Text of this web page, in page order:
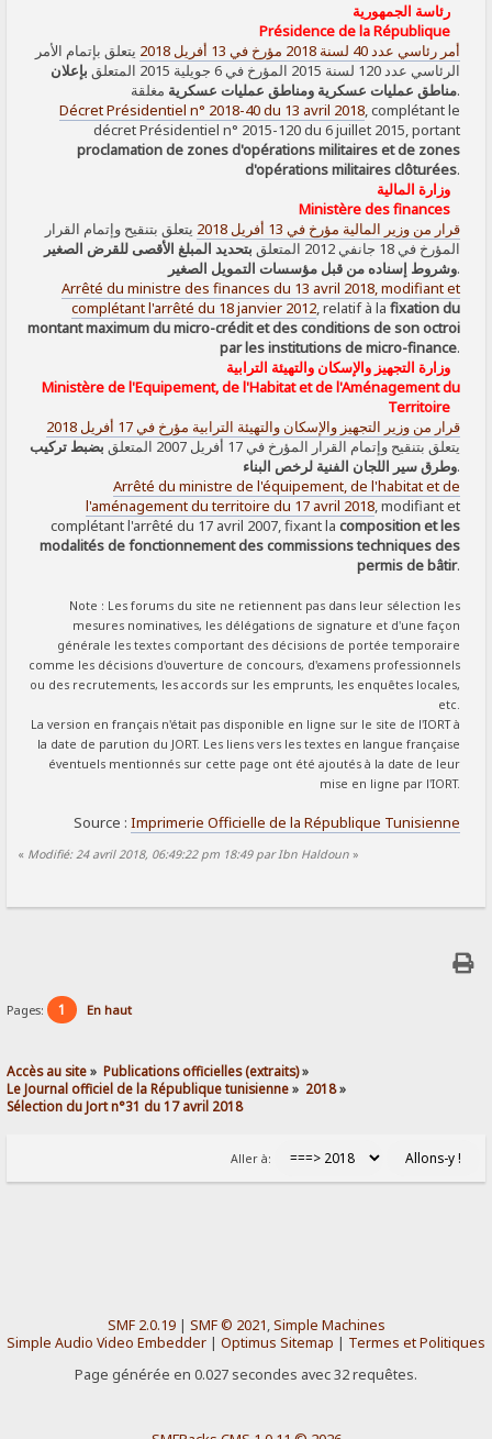
رئاسة الجمهورية
Présidence de la République
أمر رئاسي عدد 40 لسنة 2018 مؤرخ في 13 أفريل 2018
يتعلق بإتمام الأمر
الرئاسي عدد 120 لسنة 2015 المؤرخ في 6 جويلية 2015 المتعلق
بإعلان
مناطق عمليات عسكرية ومناطق عمليات عسكريةمغلقة.
Décret Présidentiel n° 2018-40 du 13 avril 2018, complétant le
décret Présidentiel n° 2015-120 du 6 juillet 2015, portant
proclamation de zones d'opérations militaires et de zones
d'opérations militaires clôturées.
وزارة المالية
Ministère des finances
قرار من وزير المالية مؤرخ في 13 أفريل 2018
يتعلق بتنقيح وإتمام القرار
المؤرخ في 18 جانفي 2012 المتعلق
بتحديد المبلغ الأقصى للقرض الصغير
وشروط إسناده من قبل مؤسسات التمويل الصغير.
Arrêté du ministre des finances du 13 avril 2018, modifiant et
complétant l'arrêté du 18 janvier 2012, relatif à la fixation du
montant maximum du micro-crédit et des conditions de son octroi
par les institutions de micro-finance.
وزارة التجهيز والإسكان والتهيئة الترابية
Ministère de l'Equipement, de l'Habitat et de l'Aménagement du
Territoire
قرار من وزير التجهيز والإسكان والتهيئة الترابية مؤرخ في 17 أفريل 2018
يتعلق بتنقيح وإتمام القرار المؤرخ في 17 أفريل 2007 المتعلق
بضبط تركيب
وطرق سير اللجان الفنية لرخص البناء.
Arrêté du ministre de l'équipement, de l'habitat et de
l'aménagement du territoire du 17 avril 2018, modifiant et
complétant l'arrêté du 17 avril 2007, fixant la composition et les
modalités de fonctionnement des commissions techniques des
permis de bâtir.
Note : Les forums du site ne retiennent pas dans leur sélection les
mesures nominatives, les délégations de signature et d'une façon
générale les textes comportant des décisions de portée temporaire
comme les décisions d'ouverture de concours, d'examens professionnels
ou des recrutements, les accords sur les emprunts, les enquêtes locales,
etc.
La version en français n'était pas disponible en ligne sur le site de l'IORT à
la date de parution du JORT. Les liens vers les textes en langue française
éventuels mentionnés sur cette page ont été ajoutés à la date de leur
mise en ligne par l'IORT.
Source : Imprimerie Officielle de la République Tunisienne
« Modifié: 24 avril 2018, 06:49:22 pm 18:49 par Ibn Haldoun »
Pages: 1 En haut
Accès au site» Publications officielles (extraits)»
Le Journal officiel de la République tunisienne» 2018»
Sélection du Jort n°31 du 17 avril 2018
Aller à:
SMF 2.0.19| SMF © 2021,Simple Machines
Simple Audio Video Embedder | Optimus Sitemap | Termes et Politiques
Page générée en 0.027 secondes avec 32 requêtes.